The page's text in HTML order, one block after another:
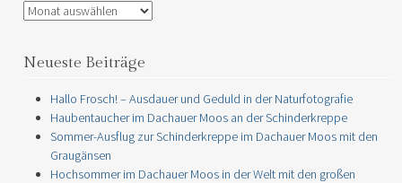
Archiv
Neueste Beiträge
Hallo Frosch! – Ausdauer und Geduld in der Naturfotografie
Haubentaucher im Dachauer Moos an der Schinderkreppe
Sommer-Ausflug zur Schinderkreppe im Dachauer Moos mit den
Graugänsen
Hochsommer im Dachauer Moos in der Welt mit den großen